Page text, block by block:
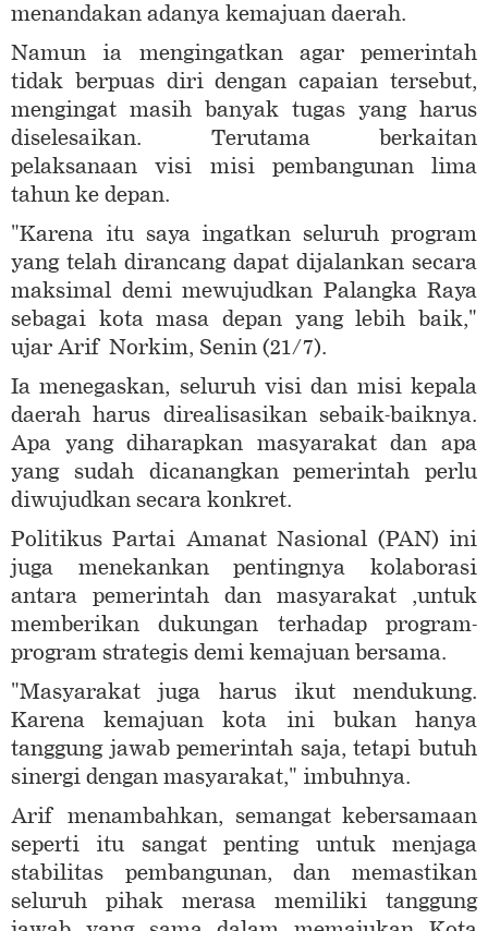
menandakan adanya kemajuan daerah.
Namun ia mengingatkan agar pemerintah
tidak berpuas diri dengan capaian tersebut,
mengingat masih banyak tugas yang harus
diselesaikan. Terutama berkaitan
pelaksanaan visi misi pembangunan lima
tahun ke depan.
"Karena itu saya ingatkan seluruh program
yang telah dirancang dapat dijalankan secara
maksimal demi mewujudkan Palangka Raya
sebagai kota masa depan yang lebih baik,"
ujar Arif Norkim, Senin (21/7).
Ia menegaskan, seluruh visi dan misi kepala
daerah harus direalisasikan sebaik-baiknya.
Apa yang diharapkan masyarakat dan apa
yang sudah dicanangkan pemerintah perlu
diwujudkan secara konkret.
Politikus Partai Amanat Nasional (PAN) ini
juga menekankan pentingnya kolaborasi
antara pemerintah dan masyarakat ,untuk
memberikan dukungan terhadap program-
program strategis demi kemajuan bersama.
"Masyarakat juga harus ikut mendukung.
Karena kemajuan kota ini bukan hanya
tanggung jawab pemerintah saja, tetapi butuh
sinergi dengan masyarakat," imbuhnya.
Arif menambahkan, semangat kebersamaan
seperti itu sangat penting untuk menjaga
stabilitas pembangunan, dan memastikan
seluruh pihak merasa memiliki tanggung